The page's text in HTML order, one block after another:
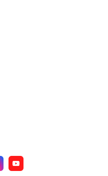
